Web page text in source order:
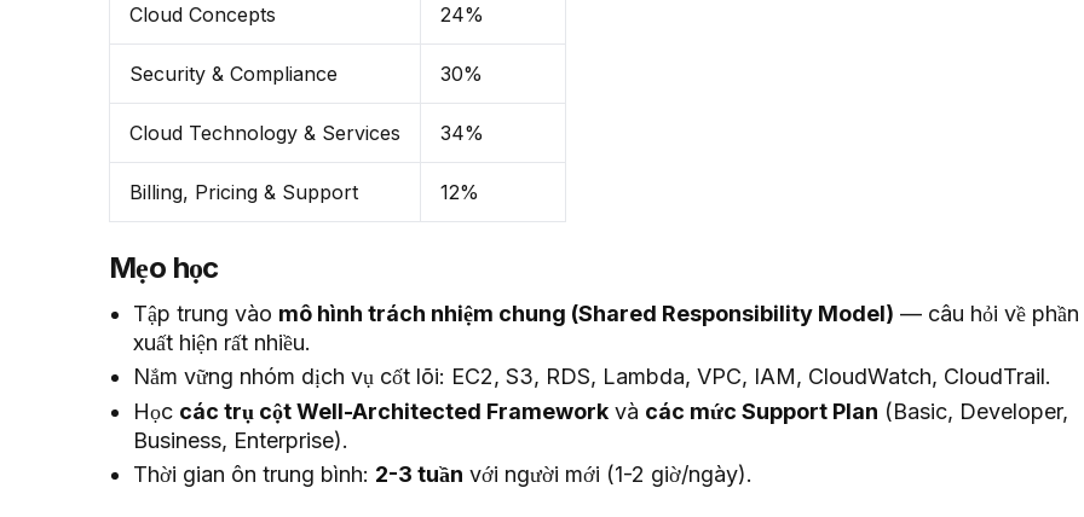
Cloud Concepts 24%
Security & Compliance 30%
Cloud Technology & Services 34%
Billing, Pricing & Support 12%
Mẹo học
Tập trung vào mô hình trách nhiệm chung (Shared Responsibility Model) — câu hỏi về phần
xuất hiện rất nhiều.
Nắm vững nhóm dịch vụ cốt lõi: EC2, S3, RDS, Lambda, VPC, IAM, CloudWatch, CloudTrail.
Học các trụ cột Well-Architected Framework và các mức Support Plan (Basic, Developer,
Business, Enterprise).
Thời gian ôn trung bình: 2-3 tuần với người mới (1-2 giờ/ngày).